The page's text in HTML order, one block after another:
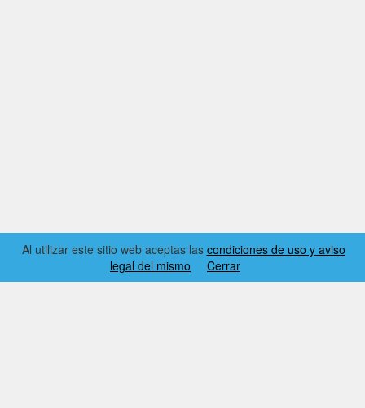
Al utilizar este sitio web aceptas las condiciones de uso y aviso
legal del mismo
Cerrar